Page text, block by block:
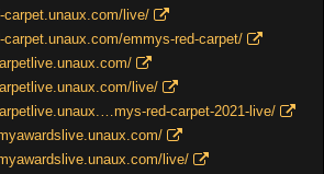
carpet.unaux.com/live/
carpet.unaux.com/emmys-red-carpet/
live/
red-carpet-2021-live/
live/